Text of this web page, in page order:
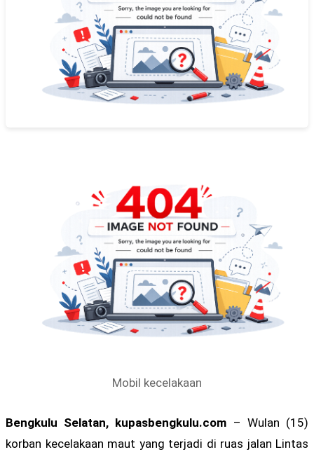
Mobil kecelakaan
Bengkulu Selatan, kupasbengkulu.com – Wulan (15)
korban kecelakaan maut yang terjadi di ruas jalan Lintas